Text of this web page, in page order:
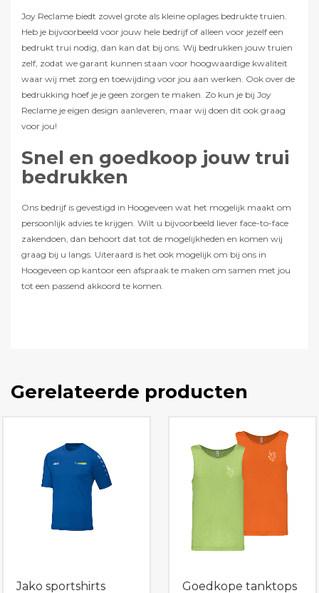
Joy Reclame biedt zowel grote als kleine oplages bedrukte truien.
Heb je bijvoorbeeld voor jouw hele bedrijf of alleen voor jezelf een
bedrukt trui nodig, dan kan dat bij ons. Wij bedrukken jouw truien
zelf, zodat we garant kunnen staan voor hoogwaardige kwaliteit
waar wij met zorg en toewijding voor jou aan werken. Ook over de
bedrukking hoef je je geen zorgen te maken. Zo kun je bij Joy
Reclame je eigen design aanleveren, maar wij doen dit ook graag
voor jou!
Snel en goedkoop jouw trui
bedrukken
Ons bedrijf is gevestigd in Hoogeveen wat het mogelijk maakt om
persoonlijk advies te krijgen. Wilt u bijvoorbeeld liever face-to-face
zakendoen, dan behoort dat tot de mogelijkheden en komen wij
graag bij u langs. Uiteraard is het ook mogelijk om bij ons in
Hoogeveen op kantoor een afspraak te maken om samen met jou
tot een passend akkoord te komen.
Gerelateerde producten
Jako sportshirts
Goedkope tanktops